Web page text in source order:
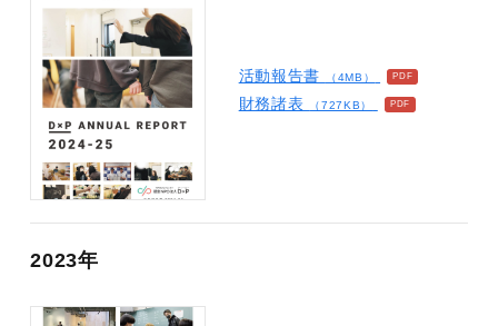
活動報告書 （4MB）
財務諸表 （727KB）
2023年